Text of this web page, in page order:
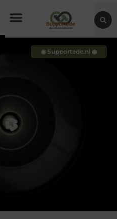
◉ Supportede.nl ◉